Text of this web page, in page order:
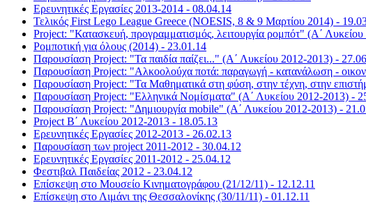
Ερευνητικές Εργασίες 2013-2014 - 08.04.14
Τελικός First Lego League Greece (NOESIS, 8 & 9 Μαρτίου 2014) -
Project: "Κατασκευή, προγραμματισμός, λειτουργία ρομπότ" (Α΄
Ρομποτική για όλους (2014) - 23.01.14
Παρουσίαση Project: "Τα παιδία παίζει..." (Α΄ Λυκείου 2012-2013) -
Παρουσίαση Project: "Αλκοολούχα ποτά: παραγωγή - κατανάλωση -
Παρουσίαση Project: "Τα Μαθηματικά στη φύση, στην τέχνη, στην
Παρουσίαση Project: "Ελληνικά Νομίσματα" (Α΄ Λυκείου 2012-2013) -
Παρουσίαση Project: "Δημιουργία mobile" (Α΄ Λυκείου 2012-2013) -
Project Β΄ Λυκείου 2012-2013 - 18.05.13
Ερευνητικές Εργασίες 2012-2013 - 26.02.13
Παρουσίαση των project 2011-2012 - 30.04.12
Ερευνητικές Εργασίες 2011-2012 - 25.04.12
Φεστιβαλ Παιδείας 2012 - 23.04.12
Επίσκεψη στο Μουσείο Κινηματογράφου (21/12/11) - 12.12.11
Επίσκεψη στο Λιμάνι της Θεσσαλονίκης (30/11/11) - 01.12.11